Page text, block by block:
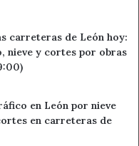
carreteras de León hoy:
nieve y cortes por obras
en León por nieve
en carreteras de